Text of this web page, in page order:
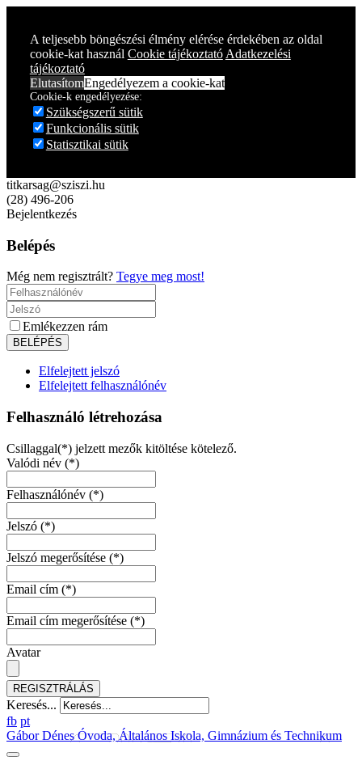
A teljesebb böngészési élmény elérése érdekében az oldal
cookie-kat használ Cookie tájékoztató Adatkezelési
tájékoztató
ElutasítomEngedélyezem a cookie-kat
Cookie-k engedélyezése:
Szükségszerű sütik
Funkcionális sütik
Statisztikai sütik
titkarsag@sziszi.hu
(28) 496-206
Bejelentkezés
Belépés
Még nem regisztrált? Tegye meg most!
Emlékezzen rám
Elfelejtett jelszó
Elfelejtett felhasználónév
Felhasználó létrehozása
Csillaggal(*) jelzett mezők kitöltése kötelező.
Valódi név (*)
Felhasználónév (*)
Jelszó (*)
Jelszó megerősítése (*)
Email cím (*)
Email cím megerősítése (*)
Avatar
REGISZTRÁLÁS
Keresés...
fb pt
Gábor Dénes Óvoda, Általános Iskola, Gimnázium és Technikum